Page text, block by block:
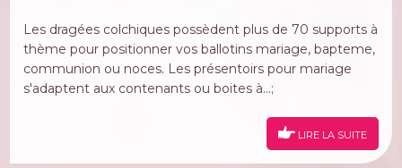
Les dragées colchiques possèdent plus de 70 supports à
thème pour positionner vos ballotins mariage, bapteme,
communion ou noces. Les présentoirs pour mariage
s'adaptent aux contenants ou boites à...;
LIRE LA SUITE